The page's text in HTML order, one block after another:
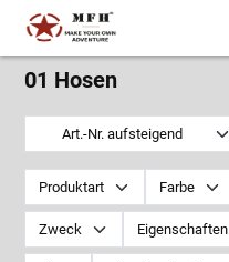
01 Hosen
Art.-Nr. aufsteigend
Produktart Farbe
Zweck Eigenschaften